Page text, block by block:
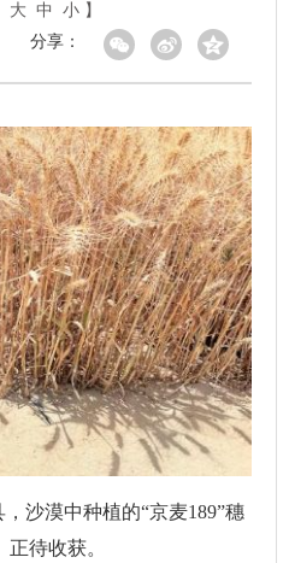
大 中 小 】
分享：
沙漠中种植的“京麦189”穗
正待收获。